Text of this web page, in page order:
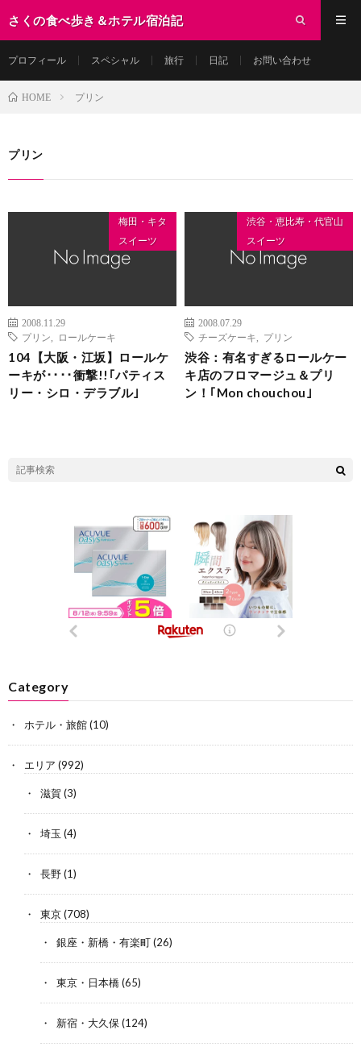
さくの食べ歩き＆ホテル宿泊記
プロフィール スペシャル 旅行 日記 お問い合わせ
HOME プリン
プリン
梅田・キタ
スイーツ
2008.11.29
プリン
ロールケーキ
104【大阪・江坂】ロールケ
ーキが････衝撃!!｢パティス
リー・シロ・デラブル｣
渋谷・恵比寿・代官山
スイーツ
2008.07.29
チーズケーキ
プリン
渋谷：有名すぎるロールケー
キ店のフロマージュ＆プリ
ン！｢Mon chouchou｣
Category
ホテル・旅館(10)
エリア (992)
滋賀 (3)
埼玉 (4)
長野(1)
東京(708)
銀座・新橋・有楽町(26)
東京・日本橋(65)
新宿・大久保 (124)